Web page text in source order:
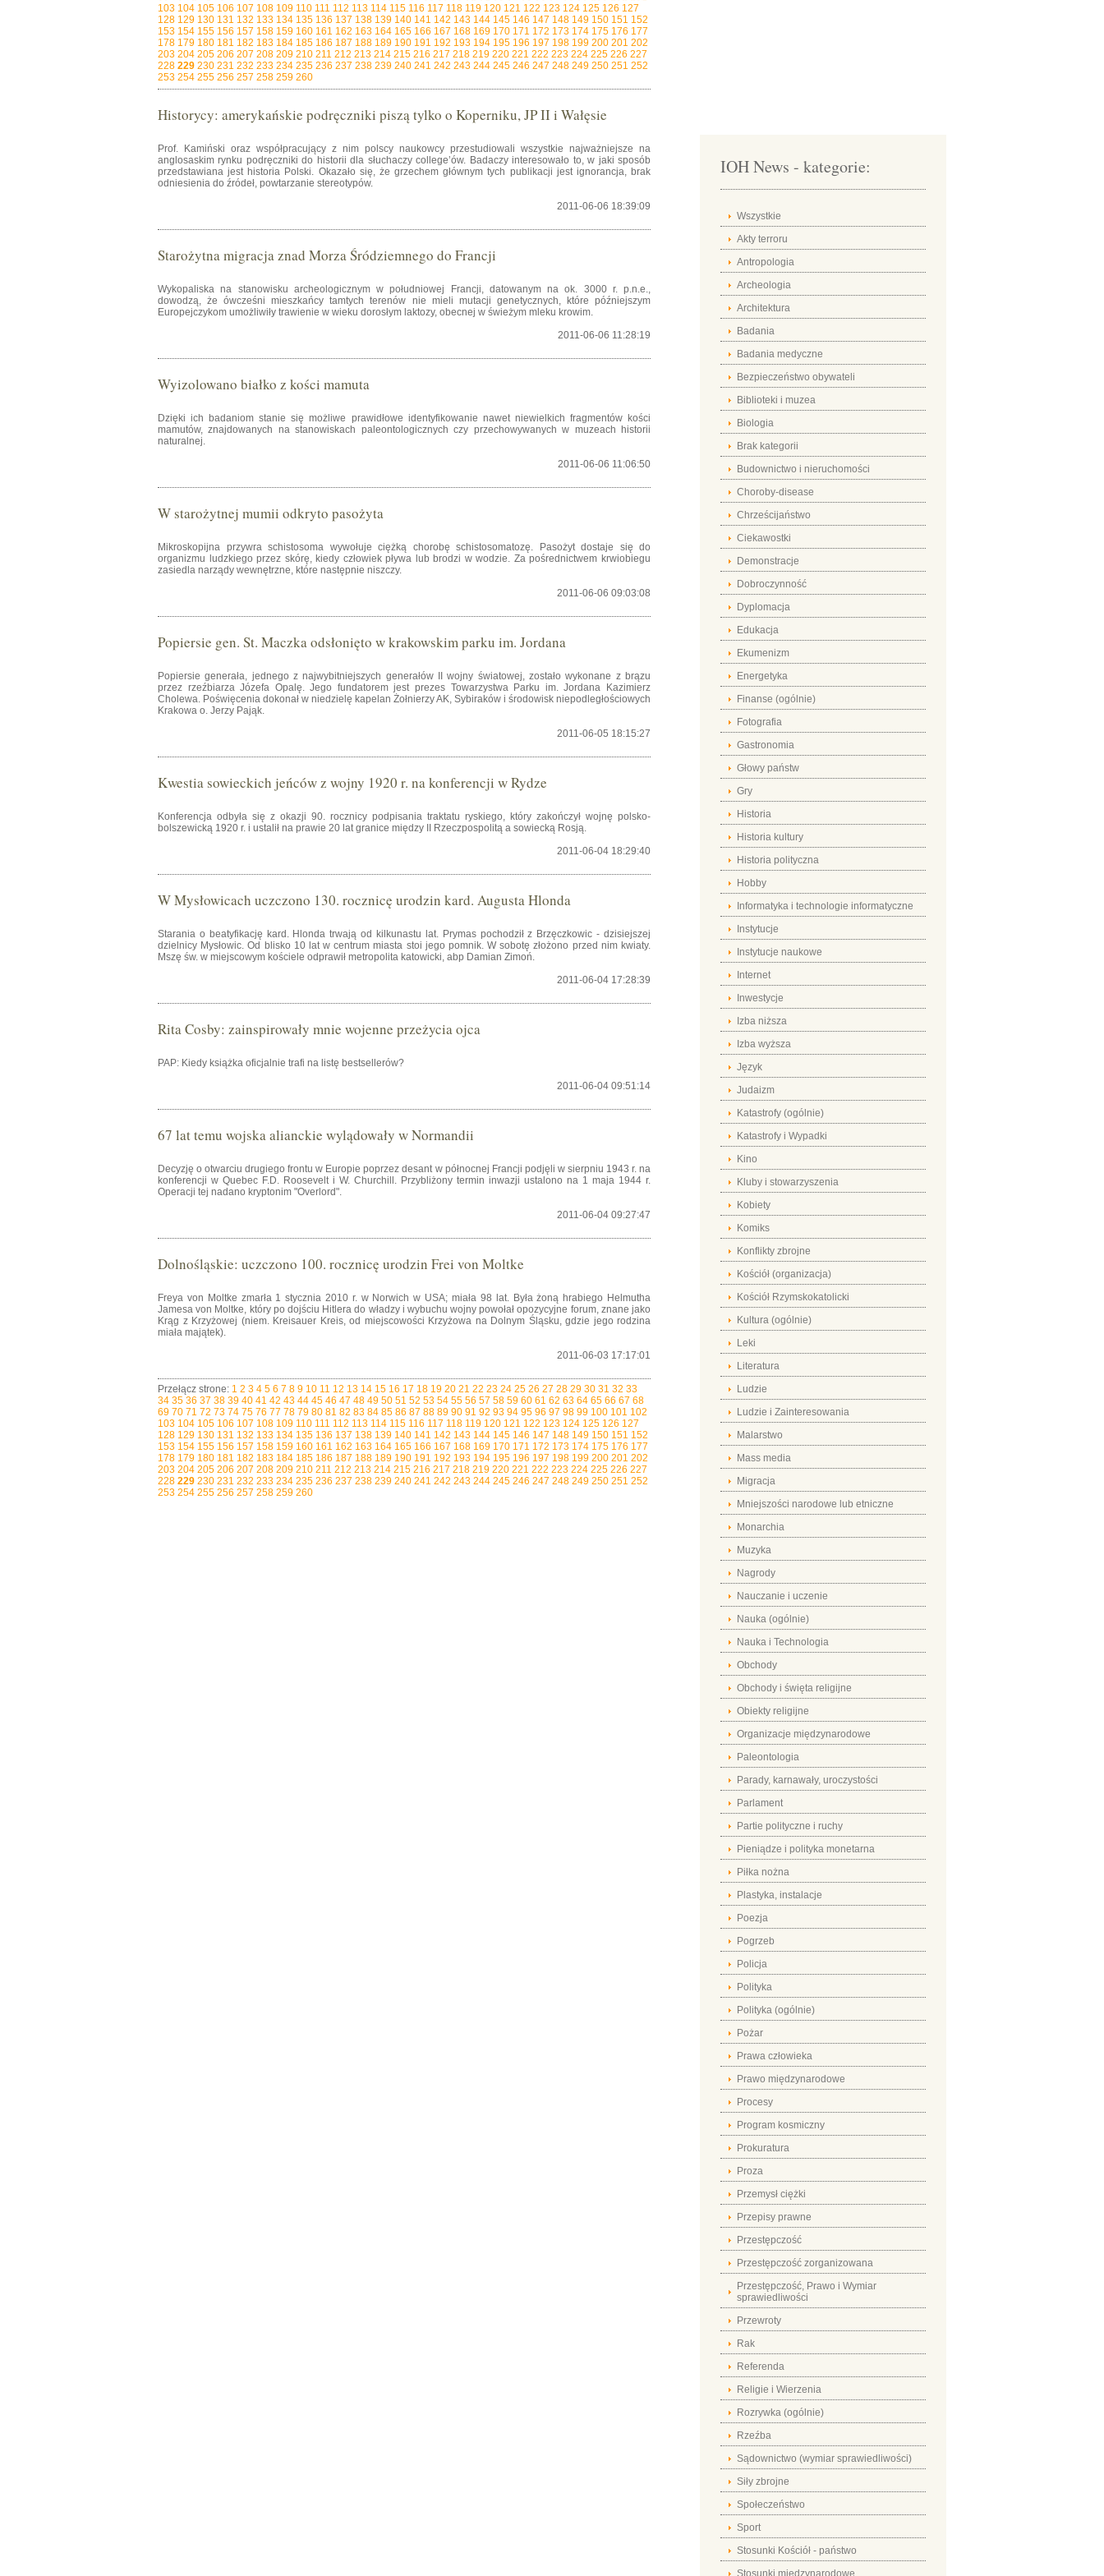
103 104 105 106 107 108 109 110 111 112 113 114 115 116 117 118 119 120 121 122 123 124 125 126 127
128 129 130 131 132 133 134 135 136 137 138 139 140 141 142 143 144 145 146 147 148 149 150 151 152
153 154 155 156 157 158 159 160 161 162 163 164 165 166 167 168 169 170 171 172 173 174 175 176 177
178 179 180 181 182 183 184 185 186 187 188 189 190 191 192 193 194 195 196 197 198 199 200 201 202
203 204 205 206 207 208 209 210 211 212 213 214 215 216 217 218 219 220 221 222 223 224 225 226 227
228 229 230 231 232 233 234 235 236 237 238 239 240 241 242 243 244 245 246 247 248 249 250 251 252
253 254 255 256 257 258 259 260
Historycy: amerykańskie podręczniki piszą tylko o Koperniku, JP II i Wałęsie
Prof. Kamiński oraz współpracujący z nim polscy naukowcy przestudiowali wszystkie najważniejsze na
anglosaskim rynku podręczniki do historii dla słuchaczy college’ów. Badaczy interesowało to, w jaki sposób
przedstawiana jest historia Polski. Okazało się, że grzechem głównym tych publikacji jest ignorancja, brak
odniesienia do źródeł, powtarzanie stereotypów.
2011-06-06 18:39:09
Starożytna migracja znad Morza Śródziemnego do Francji
Wykopaliska na stanowisku archeologicznym w południowej Francji, datowanym na ok. 3000 r. p.n.e.,
dowodzą, że ówcześni mieszkańcy tamtych terenów nie mieli mutacji genetycznych, które późniejszym
Europejczykom umożliwiły trawienie w wieku dorosłym laktozy, obecnej w świeżym mleku krowim.
2011-06-06 11:28:19
Wyizolowano białko z kości mamuta
Dzięki ich badaniom stanie się możliwe prawidłowe identyfikowanie nawet niewielkich fragmentów kości
mamutów, znajdowanych na stanowiskach paleontologicznych czy przechowywanych w muzeach historii
naturalnej.
2011-06-06 11:06:50
W starożytnej mumii odkryto pasożyta
Mikroskopijna przywra schistosoma wywołuje ciężką chorobę schistosomatozę. Pasożyt dostaje się do
organizmu ludzkiego przez skórę, kiedy człowiek pływa lub brodzi w wodzie. Za pośrednictwem krwiobiegu
zasiedla narządy wewnętrzne, które następnie niszczy.
2011-06-06 09:03:08
Popiersie gen. St. Maczka odsłonięto w krakowskim parku im. Jordana
Popiersie generała, jednego z najwybitniejszych generałów II wojny światowej, zostało wykonane z brązu
przez rzeźbiarza Józefa Opalę. Jego fundatorem jest prezes Towarzystwa Parku im. Jordana Kazimierz
Cholewa. Poświęcenia dokonał w niedzielę kapelan Żołnierzy AK, Sybiraków i środowisk niepodległościowych
Krakowa o. Jerzy Pająk.
2011-06-05 18:15:27
Kwestia sowieckich jeńców z wojny 1920 r. na konferencji w Rydze
Konferencja odbyła się z okazji 90. rocznicy podpisania traktatu ryskiego, który zakończył wojnę polsko-
bolszewicką 1920 r. i ustalił na prawie 20 lat granice między II Rzeczpospolitą a sowiecką Rosją.
2011-06-04 18:29:40
W Mysłowicach uczczono 130. rocznicę urodzin kard. Augusta Hlonda
Starania o beatyfikację kard. Hlonda trwają od kilkunastu lat. Prymas pochodził z Brzęczkowic - dzisiejszej
dzielnicy Mysłowic. Od blisko 10 lat w centrum miasta stoi jego pomnik. W sobotę złożono przed nim kwiaty.
Mszę św. w miejscowym kościele odprawił metropolita katowicki, abp Damian Zimoń.
2011-06-04 17:28:39
Rita Cosby: zainspirowały mnie wojenne przeżycia ojca
PAP: Kiedy książka oficjalnie trafi na listę bestsellerów?
2011-06-04 09:51:14
67 lat temu wojska alianckie wylądowały w Normandii
Decyzję o otwarciu drugiego frontu w Europie poprzez desant w północnej Francji podjęli w sierpniu 1943 r. na
konferencji w Quebec F.D. Roosevelt i W. Churchill. Przybliżony termin inwazji ustalono na 1 maja 1944 r.
Operacji tej nadano kryptonim "Overlord".
2011-06-04 09:27:47
Dolnośląskie: uczczono 100. rocznicę urodzin Frei von Moltke
Freya von Moltke zmarła 1 stycznia 2010 r. w Norwich w USA; miała 98 lat. Była żoną hrabiego Helmutha
Jamesa von Moltke, który po dojściu Hitlera do władzy i wybuchu wojny powołał opozycyjne forum, znane jako
Krąg z Krzyżowej (niem. Kreisauer Kreis, od miejscowości Krzyżowa na Dolnym Śląsku, gdzie jego rodzina
miała majątek).
2011-06-03 17:17:01
Przełącz strone: 1 2 3 4 5 6 7 8 9 10 11 12 13 14 15 16 17 18 19 20 21 22 23 24 25 26 27 28 29 30 31 32 33
34 35 36 37 38 39 40 41 42 43 44 45 46 47 48 49 50 51 52 53 54 55 56 57 58 59 60 61 62 63 64 65 66 67 68
69 70 71 72 73 74 75 76 77 78 79 80 81 82 83 84 85 86 87 88 89 90 91 92 93 94 95 96 97 98 99 100 101 102
103 104 105 106 107 108 109 110 111 112 113 114 115 116 117 118 119 120 121 122 123 124 125 126 127
128 129 130 131 132 133 134 135 136 137 138 139 140 141 142 143 144 145 146 147 148 149 150 151 152
153 154 155 156 157 158 159 160 161 162 163 164 165 166 167 168 169 170 171 172 173 174 175 176 177
178 179 180 181 182 183 184 185 186 187 188 189 190 191 192 193 194 195 196 197 198 199 200 201 202
203 204 205 206 207 208 209 210 211 212 213 214 215 216 217 218 219 220 221 222 223 224 225 226 227
228 229 230 231 232 233 234 235 236 237 238 239 240 241 242 243 244 245 246 247 248 249 250 251 252
253 254 255 256 257 258 259 260
IOH News - kategorie:
Wszystkie
Akty terroru
Antropologia
Archeologia
Architektura
Badania
Badania medyczne
Bezpieczeństwo obywateli
Biblioteki i muzea
Biologia
Brak kategorii
Budownictwo i nieruchomości
Choroby-disease
Chrześcijaństwo
Ciekawostki
Demonstracje
Dobroczynność
Dyplomacja
Edukacja
Ekumenizm
Energetyka
Finanse (ogólnie)
Fotografia
Gastronomia
Głowy państw
Gry
Historia
Historia kultury
Historia polityczna
Hobby
Informatyka i technologie informatyczne
Instytucje
Instytucje naukowe
Internet
Inwestycje
Izba niższa
Izba wyższa
Język
Judaizm
Katastrofy (ogólnie)
Katastrofy i Wypadki
Kino
Kluby i stowarzyszenia
Kobiety
Komiks
Konflikty zbrojne
Kościół (organizacja)
Kościół Rzymskokatolicki
Kultura (ogólnie)
Leki
Literatura
Ludzie
Ludzie i Zainteresowania
Malarstwo
Mass media
Migracja
Mniejszości narodowe lub etniczne
Monarchia
Muzyka
Nagrody
Nauczanie i uczenie
Nauka (ogólnie)
Nauka i Technologia
Obchody
Obchody i święta religijne
Obiekty religijne
Organizacje międzynarodowe
Paleontologia
Parady, karnawały, uroczystości
Parlament
Partie polityczne i ruchy
Pieniądze i polityka monetarna
Piłka nożna
Plastyka, instalacje
Poezja
Pogrzeb
Policja
Polityka
Polityka (ogólnie)
Pożar
Prawa człowieka
Prawo międzynarodowe
Procesy
Program kosmiczny
Prokuratura
Proza
Przemysł ciężki
Przepisy prawne
Przestępczość
Przestępczość zorganizowana
Przestępczość, Prawo i Wymiar
sprawiedliwości
Przewroty
Rak
Referenda
Religie i Wierzenia
Rozrywka (ogólnie)
Rzeźba
Sądownictwo (wymiar sprawiedliwości)
Siły zbrojne
Społeczeństwo
Sport
Stosunki Kościół - państwo
Stosunki międzynarodowe